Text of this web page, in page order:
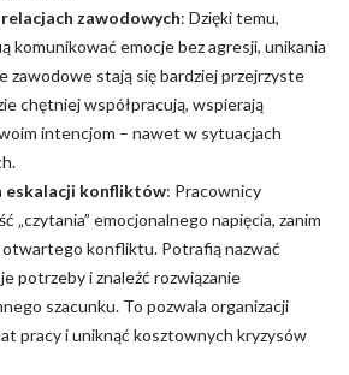
zawodowych: Dzięki temu,
komunikować emocje bez agresji, unikania
zawodowe stają się bardziej przejrzyste
chętniej współpracują, wspierają
intencjom – nawet w sytuacjach
eskalacji konfliktów: Pracownicy
„czytania” emocjonalnego napięcia, zanim
konfliktu. Potrafią nazwać
potrzeby i znaleźć rozwiązanie
szacunku. To pozwala organizacji
pracy i uniknąć kosztownych kryzysów